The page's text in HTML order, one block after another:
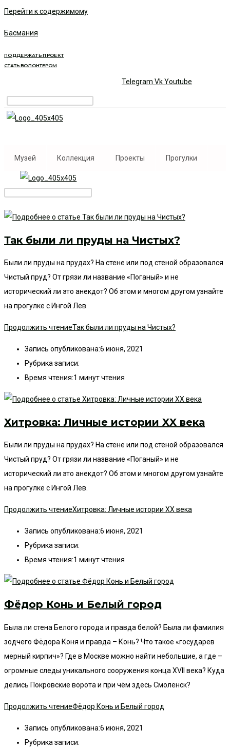
Перейти к содержимому
Басмания
ПОДДЕРЖАТЬ ПРОЕКТ
СТАТЬ ВОЛОНТЕРОМ
Telegram VkYoutube
Музей Коллекция Проекты Прогулки
Так были ли пруды на Чистых?
Были ли пруды на прудах? На стене или под стеной образовался
Чистый пруд? От грязи ли название «Поганый» и не
исторический ли это анекдот? Об этом и многом другом узнайте
на прогулке с Ингой Лев.
Продолжить чтениеТак были ли пруды на Чистых?
Запись опубликована:6 июня, 2021
Рубрика записи:
Время чтения:1 минут чтения
Хитровка: Личные истории XX века
Были ли пруды на прудах? На стене или под стеной образовался
Чистый пруд? От грязи ли название «Поганый» и не
исторический ли это анекдот? Об этом и многом другом узнайте
на прогулке с Ингой Лев.
Продолжить чтениеХитровка: Личные истории XX века
Запись опубликована:6 июня, 2021
Рубрика записи:
Время чтения:1 минут чтения
Фёдор Конь и Белый город
Была ли стена Белого города и правда белой? Была ли фамилия
зодчего Фёдора Коня и правда – Конь? Что такое «государев
мерный кирпич»? Где в Москве можно найти небольшие, а где –
огромные следы уникального сооружения конца XVII века? Куда
делись Покровские ворота и при чём здесь Смоленск?
Продолжить чтениеФёдор Конь и Белый город
Запись опубликована:6 июня, 2021
Рубрика записи: